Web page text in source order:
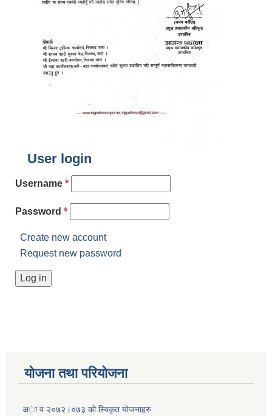
User login
Username *
Password *
Create new account
Request new password
योजना तथा परियोजना
अा व २०७२।०७३ काे स्विकृत याेजनाहरु